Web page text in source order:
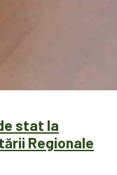
stat la
Regionale